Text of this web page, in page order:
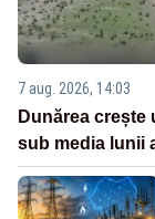
7 aug. 2026, 14:03
Dunărea crește
sub media lunii